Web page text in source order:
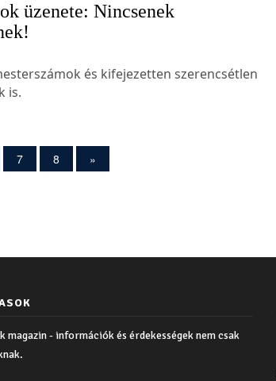
üzenete: Nincsenek
és kifejezetten szerencsétlen
is.
7 8 »
magazin - információk és érdekességek nem csak